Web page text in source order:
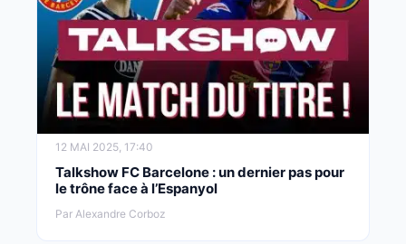
12 MAI 2025, 17:40
Talkshow FC Barcelone : un dernier pas pour
le trône face à l’Espanyol
Par Alexandre Corboz